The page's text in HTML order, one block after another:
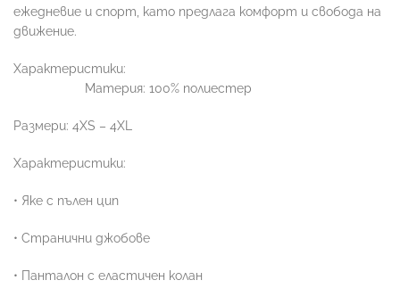
ежедневие и спорт, като предлага комфорт и свобода на
движение.
Характеристики:
Материя: 100% полиестер
Размери: 4XS – 4XL
Характеристики:
• Яке с пълен цип
• Странични джобове
• Панталон с еластичен колан